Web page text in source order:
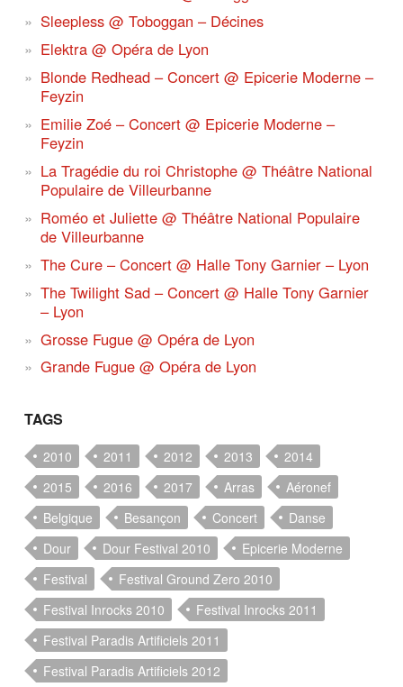
Sleepless @ Toboggan – Décines
Elektra @ Opéra de Lyon
Blonde Redhead – Concert @ Epicerie Moderne –
Feyzin
Emilie Zoé – Concert @ Epicerie Moderne –
Feyzin
La Tragédie du roi Christophe @ Théâtre National
Populaire de Villeurbanne
Roméo et Juliette @ Théâtre National Populaire
de Villeurbanne
The Cure – Concert @ Halle Tony Garnier – Lyon
The Twilight Sad – Concert @ Halle Tony Garnier
– Lyon
Grosse Fugue @ Opéra de Lyon
Grande Fugue @ Opéra de Lyon
TAGS
2010 2011 2012 2013
2014
2015
2016 2017 Arras
Aéronef
Belgique
Besançon Concert
Danse
Dour
Dour Festival 2010
Epicerie Moderne
Festival
Festival Ground Zero 2010
Festival Inrocks 2010
Festival Inrocks 2011
Festival Paradis Artificiels 2011
Festival Paradis Artificiels 2012